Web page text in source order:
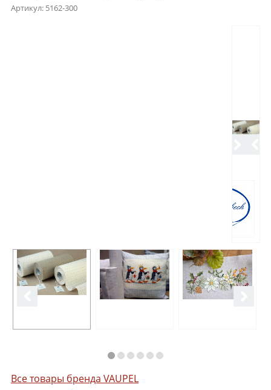
Артикул: 5162-300
Все товары бренда VAUPEL